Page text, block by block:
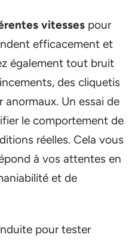
vitesses pour
efficacement et
également tout bruit
des cliquetis
Un essai de
le comportement de
réelles. Cela vous
à vos attentes en
et de
pour tester